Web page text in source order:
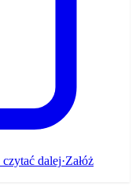
dalej·Załóż